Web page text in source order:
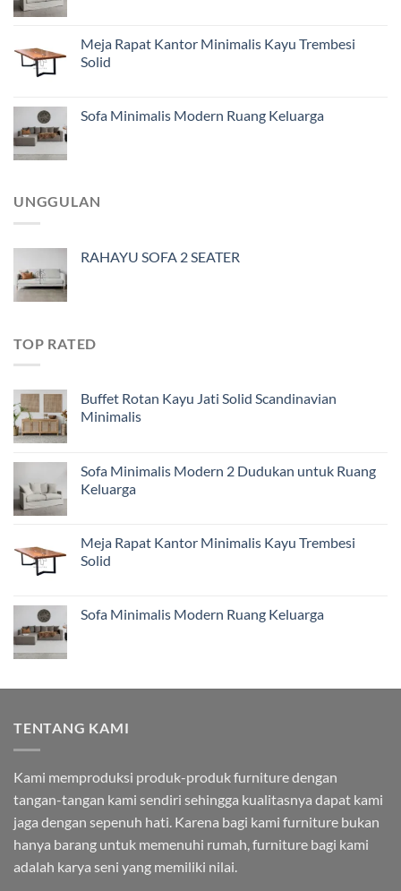
Meja Rapat Kantor Minimalis Kayu Trembesi
Solid
Sofa Minimalis Modern Ruang Keluarga
UNGGULAN
RAHAYU SOFA 2 SEATER
TOP RATED
Buffet Rotan Kayu Jati Solid Scandinavian
Minimalis
Sofa Minimalis Modern 2 Dudukan untuk Ruang
Keluarga
Meja Rapat Kantor Minimalis Kayu Trembesi
Solid
Sofa Minimalis Modern Ruang Keluarga
TENTANG KAMI
Kami memproduksi produk-produk furniture dengan
tangan-tangan kami sendiri sehingga kualitasnya dapat kami
jaga dengan sepenuh hati. Karena bagi kami furniture bukan
hanya barang untuk memenuhi rumah, furniture bagi kami
adalah karya seni yang memiliki nilai.